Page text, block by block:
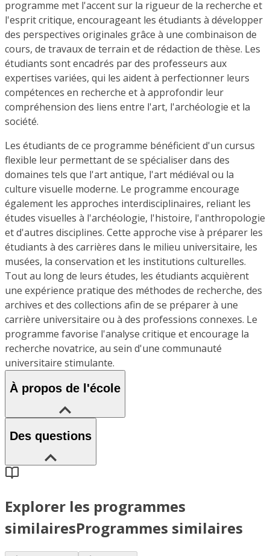
programme met l'accent sur la rigueur de la recherche et
l'esprit critique, encourageant les étudiants à développer
des perspectives originales grâce à une combinaison de
cours, de travaux de terrain et de rédaction de thèse. Les
étudiants sont encadrés par des professeurs aux
expertises variées, qui les aident à perfectionner leurs
compétences en recherche et à approfondir leur
compréhension des liens entre l'art, l'archéologie et la
société.
Les étudiants de ce programme bénéficient d'un cursus
flexible leur permettant de se spécialiser dans des
domaines tels que l'art antique, l'art médiéval ou la
culture visuelle moderne. Le programme encourage
également les approches interdisciplinaires, reliant les
études visuelles à l'archéologie, l'histoire, l'anthropologie
et d'autres disciplines. Cette approche vise à préparer les
étudiants à des carrières dans le milieu universitaire, les
musées, la conservation et les institutions culturelles.
Tout au long de leurs études, les étudiants acquièrent
une expérience pratique des méthodes de recherche, des
archives et des collections afin de se préparer à une
carrière universitaire ou à des professions connexes. Le
programme favorise l'analyse critique et encourage la
recherche novatrice, au sein d'une communauté
universitaire stimulante.
À propos de l'école
Des questions
Explorer les programmes
similairesProgrammes similaires